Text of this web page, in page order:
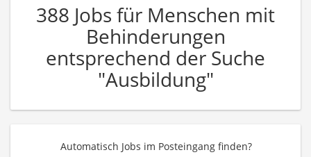
388 Jobs für Menschen mit
Behinderungen
entsprechend der Suche
"Ausbildung"
Automatisch Jobs im Posteingang finden?